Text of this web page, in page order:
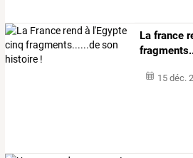
La france
15 déc.